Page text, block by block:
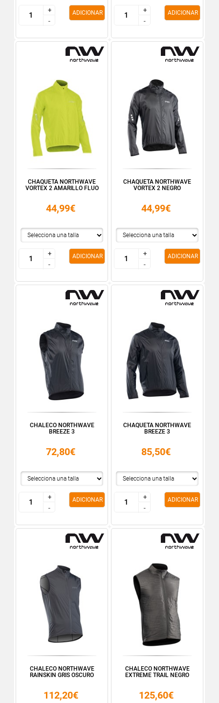
+
-
+
-
ADICIONAR
+
-
+
-
ADICIONAR
CHAQUETA NORTHWAVE
VORTEX 2 AMARILLO FLUO
44,99€
+
-
+
-
ADICIONAR
CHAQUETA NORTHWAVE
VORTEX 2 NEGRO
44,99€
+
-
+
-
ADICIONAR
CHALECO NORTHWAVE
BREEZE 3
72,80€
+
-
+
-
ADICIONAR
CHAQUETA NORTHWAVE
BREEZE 3
85,50€
+
-
+
-
ADICIONAR
CHALECO NORTHWAVE
RAINSKIN GRIS OSCURO
112,20€
CHALECO NORTHWAVE
EXTREME TRAIL NEGRO
125,60€